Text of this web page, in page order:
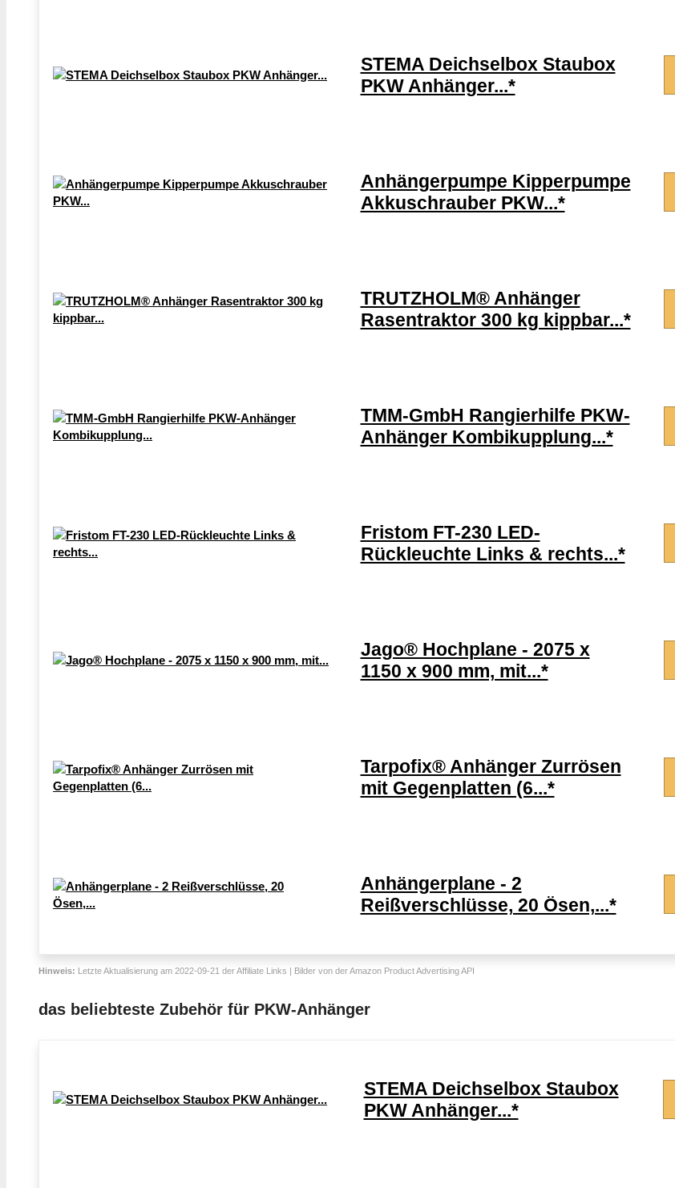
STEMA Deichselbox Staubox
PKW Anhänger...*
Anhängerpumpe Kipperpumpe
Akkuschrauber PKW...*
TRUTZHOLM® Anhänger
Rasentraktor 300 kg kippbar...*
TMM-GmbH Rangierhilfe PKW-
Anhänger Kombikupplung...*
Fristom FT-230 LED-
Rückleuchte Links & rechts...*
Jago® Hochplane - 2075 x
1150 x 900 mm, mit...*
Tarpofix® Anhänger Zurrösen
mit Gegenplatten (6...*
Anhängerplane - 2
Reißverschlüsse, 20 Ösen,...*
Hinweis: Letzte Aktualisierung am 2022-09-21 der Affiliate Links | Bilder von der Amazon Product Advertising API
das beliebteste Zubehör für PKW-Anhänger
STEMA Deichselbox Staubox
PKW Anhänger...*